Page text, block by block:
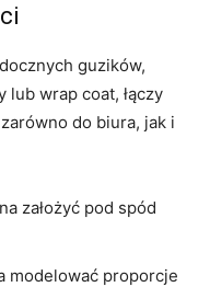
guzików,
wrap coat, łączy
do biura, jak i
założyć pod spód
modelować proporcje